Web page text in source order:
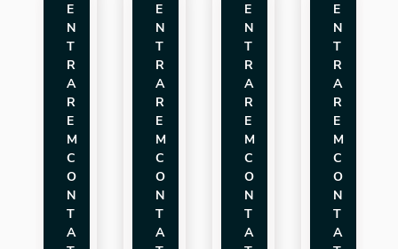
E
N
T
R
A
R
E
M
C
O
N
T
A
E
N
T
R
A
R
E
M
C
O
N
T
A
E
N
T
R
A
R
E
M
C
O
N
T
A
E
N
T
R
A
R
E
M
C
O
N
T
A